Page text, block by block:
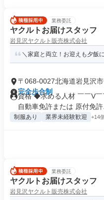
業務委託
ヤクルトお届けスタッフ
岩見沢ヤクルト販売株式会社
＼家庭と両立！お迎えも夕飯
〒068-0027北海道岩見沢
完全歩合制
資格 ◆求める人材 ￣￣V￣
自動車免許または 原付免許
制服あり 業界未経験歓迎 +14
業務委託
ヤクルトお届けスタッフ
岩見沢ヤクルト販売株式会社